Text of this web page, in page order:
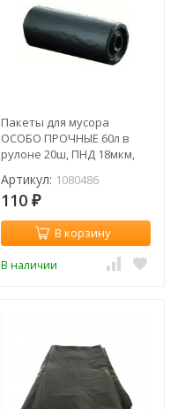
Пакеты для мусора
ОСОБО ПРОЧНЫЕ 60л в
рулоне 20ш, ПНД 18мкм,
Артикул: 1080486
110 ₽
В корзину
В наличии